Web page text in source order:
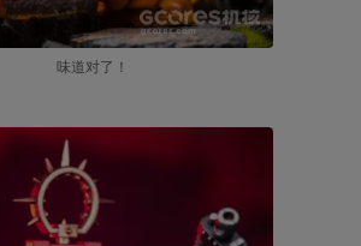
味道对了！